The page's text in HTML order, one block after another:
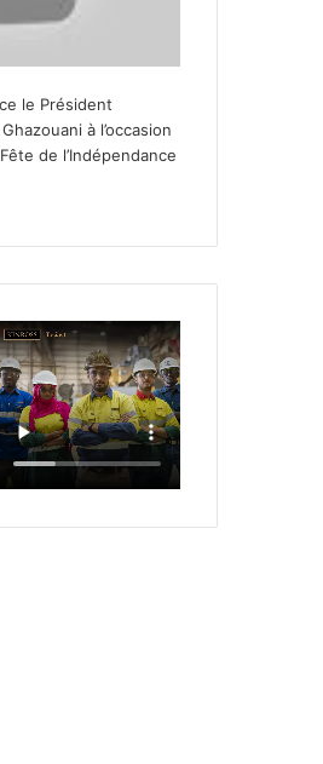
le Président
à l’occasion
de l’Indépendance